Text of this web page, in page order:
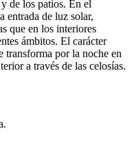
de los patios. En el
entrada de luz solar,
que en los interiores
ámbitos. El carácter
por la noche en
a través de las celosí­as.